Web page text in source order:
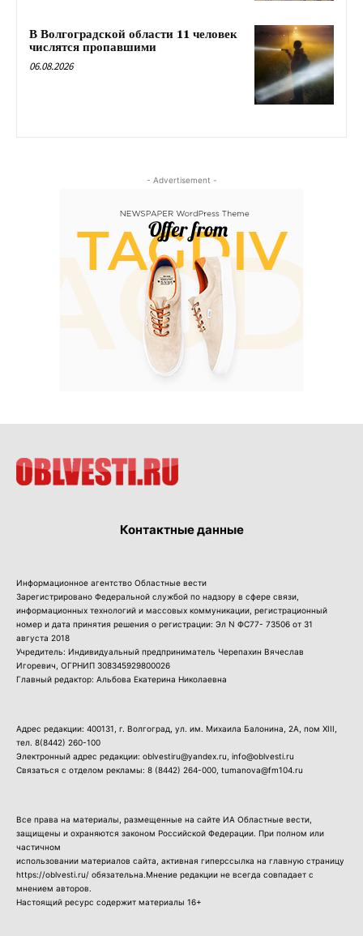
В Волгоградской области 11 человек
числятся пропавшими
06.08.2026
- Advertisement -
Контактные данные
Информационное агентство Областные вести
Зарегистрировано Федеральной службой по надзору в сфере связи,
информационных технологий и массовых коммуникации, регистрационный
номер и дата принятия решения о регистрации: Эл N ФС77- 73506 от 31
августа 2018
Учредитель: Индивидуальный предприниматель Черепахин Вячеслав
Игоревич, ОГРНИП 308345929800026
Главный редактор: Альбова Екатерина Николаевна
Адрес редакции: 400131, г. Волгоград, ул. им. Михаила Балонина, 2А, пом XIII,
тел. 8(8442) 260-100
Электронный адрес редакции: oblvestiru@yandex.ru, info@oblvesti.ru
Связаться с отделом рекламы: 8 (8442) 264-000 , tumanova@fm104.ru
Все права на материалы, размещенные на сайте ИА Областные вести,
защищены и охраняются законом Российской Федерации. При полном или
частичном
использовании материалов сайта, активная гиперссылка на главную страницу
https://oblvesti.ru/ обязательна.Мнение редакции не всегда совпадает с
мнением авторов.
Настоящий ресурс содержит материалы 16+